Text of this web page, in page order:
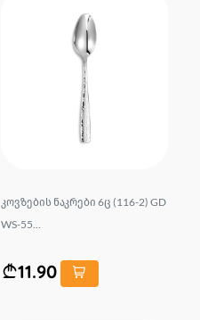
კოვზების ნაკრები 6ც (116-2) GD
WS-55...
11.90